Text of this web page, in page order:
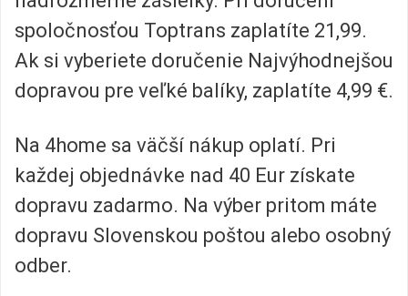
spoločnosťou Toptrans zaplatíte 21,99.
Ak si vyberiete doručenie Najvýhodnejšou
dopravou pre veľké balíky, zaplatíte 4,99 €.
Na 4home sa väčší nákup oplatí. Pri
každej objednávke nad 40 Eur získate
dopravu zadarmo. Na výber pritom máte
dopravu Slovenskou poštou alebo osobný
odber.